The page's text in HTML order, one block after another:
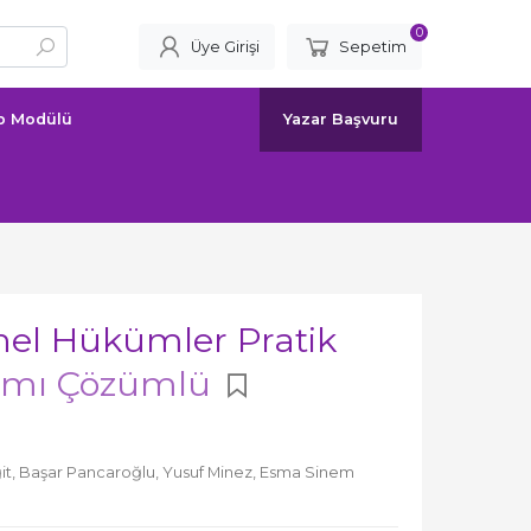
Üye Girişi Sepetim
0
Modülü Yazar Başvuru
Hükümler Pratik
Çözümlü
Başar Pancaroğlu, Yusuf Minez, Esma Sinem